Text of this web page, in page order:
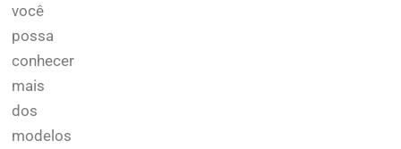
você
possa
conhecer
mais
dos
modelos